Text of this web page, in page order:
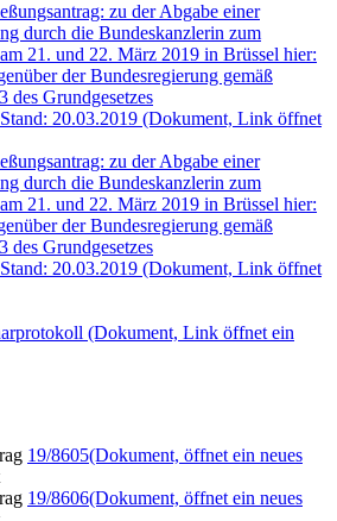
zu der Abgabe einer
durch die Bundeskanzlerin zum
21. und 22. März 2019 in Brüssel hier:
der Bundesregierung gemäß
des Grundgesetzes
20.03.2019 (Dokument, Link öffnet
zu der Abgabe einer
durch die Bundeskanzlerin zum
21. und 22. März 2019 in Brüssel hier:
der Bundesregierung gemäß
des Grundgesetzes
20.03.2019 (Dokument, Link öffnet
(Dokument, Link öffnet ein
19/8605(Dokument, öffnet ein neues
19/8606(Dokument, öffnet ein neues